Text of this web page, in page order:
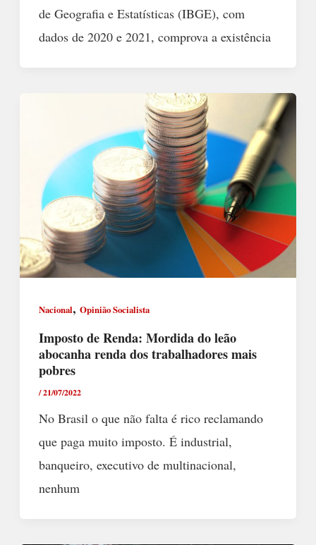
de Geografia e Estatísticas (IBGE), com
dados de 2020 e 2021, comprova a existência
Nacional, Opinião Socialista
Imposto de Renda: Mordida do leão
abocanha renda dos trabalhadores mais
pobres
/21/07/2022
No Brasil o que não falta é rico reclamando
que paga muito imposto. É industrial,
banqueiro, executivo de multinacional,
nenhum